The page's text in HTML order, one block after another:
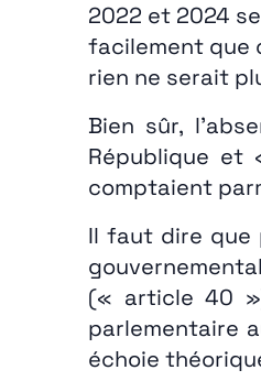
2022 et 2024
facilement que
rien ne serait
Bien sûr,
République et
comptaient
Il faut dire que
(« article 40
parlementaire
échoie